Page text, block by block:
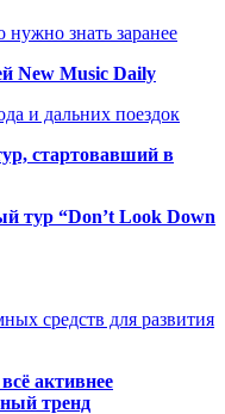
нужно знать заранее
New Music Daily
и дальних поездок
стартовавший в
тур “Don’t Look Down
средств для развития
активнее
тренд